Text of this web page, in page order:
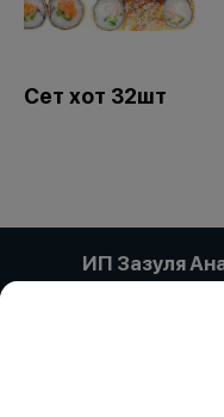
Сет хот 32шт
ИП Зазуля
Компания:: ИП
Работает на